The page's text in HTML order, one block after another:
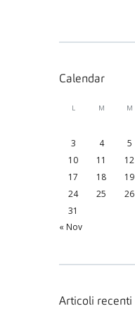
Calendar
L M M
3
4 5
10
11 12
17
18 19
24
25 26
31
« Nov
Articoli recenti